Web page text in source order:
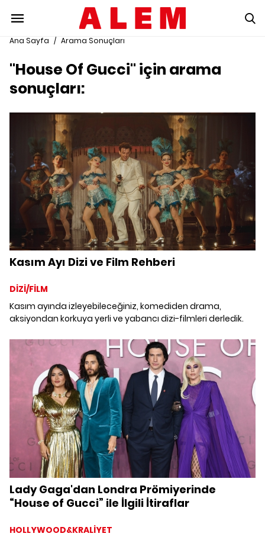
Ana Sayfa / Arama Sonuçları
"House Of Gucci" için arama
sonuçları:
Kasım Ayı Dizi ve Film Rehberi
DİZİ/FİLM
Kasım ayında izleyebileceğiniz, komediden drama,
aksiyondan korkuya yerli ve yabancı dizi-filmleri derledik.
Lady Gaga'dan Londra Prömiyerinde
“House of Gucci” ile İlgili İtiraflar
HOLLYWOOD&KRALİYET